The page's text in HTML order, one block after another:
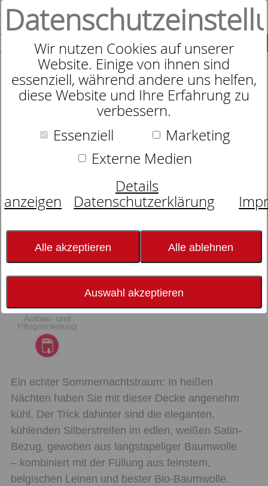
Wir nutzen Cookies auf unserer
Website. Einige von ihnen sind
essenziell, während andere uns helfen,
diese Website und Ihre Erfahrung zu
verbessern.
Essenziell
Marketing
Externe Medien
Details
anzeigen
Datenschutzerklärung
Alle akzeptieren Alle ablehnen
Auswahl akzeptieren
SUCHE
Zudecke
dormabell CL Leinen
Ein echter Sommernachtstraum: In heißen
Nächten haben Sie mit dieser Decke angenehm
kühl. Der Trick dahinter sind die eleganten,
kühlenden Silberstreifen im edlen, weißen Satin-
Bezug, gewoben aus langstapeliger Baumwolle
– kombiniert mit der Füllung aus feinstem,
belgischen Leinen und bester Bio-Baumwolle.